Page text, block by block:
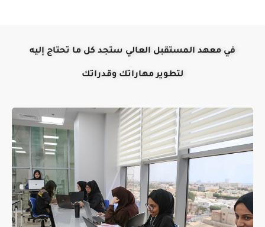
في معهد المستقبل العالي ستجد كل ما تحتاج إليه
لتطوير مهاراتك وقدراتك